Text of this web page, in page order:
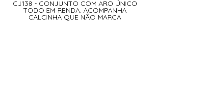
CJ138 - CONJUNTO COM ARO ÚNICO
TODO EM RENDA. ACOMPANHA
CALCINHA QUE NÃO MARCA